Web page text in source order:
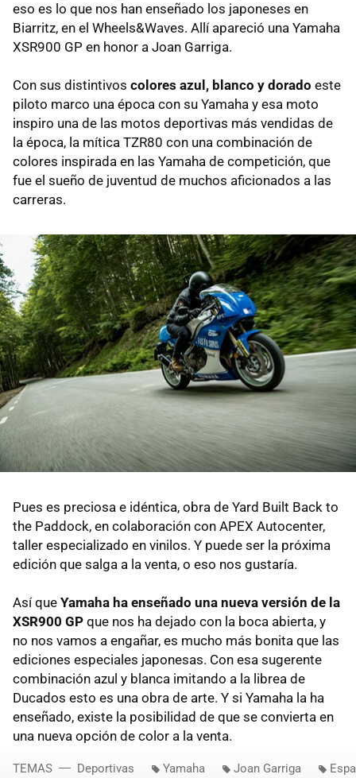
eso es lo que nos han enseñado los japoneses en
Biarritz, en el Wheels&Waves. Allí apareció una Yamaha
XSR900 GP en honor a Joan Garriga.
Con sus distintivos colores azul, blanco y dorado este
piloto marco una época con su Yamaha y esa moto
inspiro una de las motos deportivas más vendidas de
la época, la mítica TZR80 con una combinación de
colores inspirada en las Yamaha de competición, que
fue el sueño de juventud de muchos aficionados a las
carreras.
Pues es preciosa e idéntica, obra de Yard Built Back to
the Paddock, en colaboración con APEX Autocenter,
taller especializado en vinilos. Y puede ser la próxima
edición que salga a la venta, o eso nos gustaría.
Así que Yamaha ha enseñado una nueva versión de la
XSR900 GP que nos ha dejado con la boca abierta, y
no nos vamos a engañar, es mucho más bonita que las
ediciones especiales japonesas. Con esa sugerente
combinación azul y blanca imitando a la librea de
Ducados esto es una obra de arte. Y si Yamaha la ha
enseñado, existe la posibilidad de que se convierta en
una nueva opción de color a la venta.
TEMAS Deportivas Yamaha Joan Garriga